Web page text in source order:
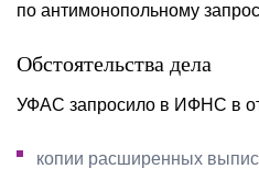
по антимонопольному
Обстоятельства дела
УФАС запросило в ИФНС в
копии расширенных